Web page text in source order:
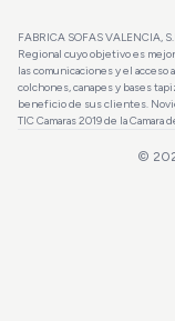
FABRICA SOFAS VALENCIA,
Regional cuyo objetivo es
las comunicaciones y el acceso
colchones, canapes y bases
beneficio de sus clientes.
TIC Camaras 2019 de la Camara
©